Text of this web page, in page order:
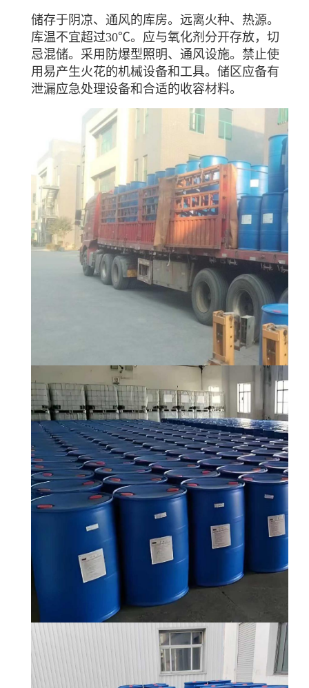
储存于阴凉、通风的库房。远离火种、热源。
库温不宜超过30℃。应与氧化剂分开存放，切
忌混储。采用防爆型照明、通风设施。禁止使
用易产生火花的机械设备和工具。储区应备有
泄漏应急处理设备和合适的收容材料。